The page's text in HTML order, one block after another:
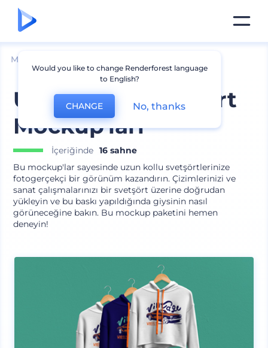
Mockuplar
Uzun Kollu Svetşört
Mockup'ları
İçeriğinde 16 sahne
Bu mockup'lar sayesinde uzun kollu svetşörtlerinize
fotogerçekçi bir görünüm kazandırın. Çizimlerinizi ve
sanat çalışmalarınızı bir svetşört üzerine doğrudan
yükleyin ve bu baskı yapıldığında giysinin nasıl
görüneceğine bakın. Bu mockup paketini hemen
deneyin!
Would you like to change Renderforest language
to English?
CHANGE No, thanks